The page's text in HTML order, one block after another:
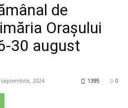
de
Orașului
30 august
septembrie, 2024 0
1395